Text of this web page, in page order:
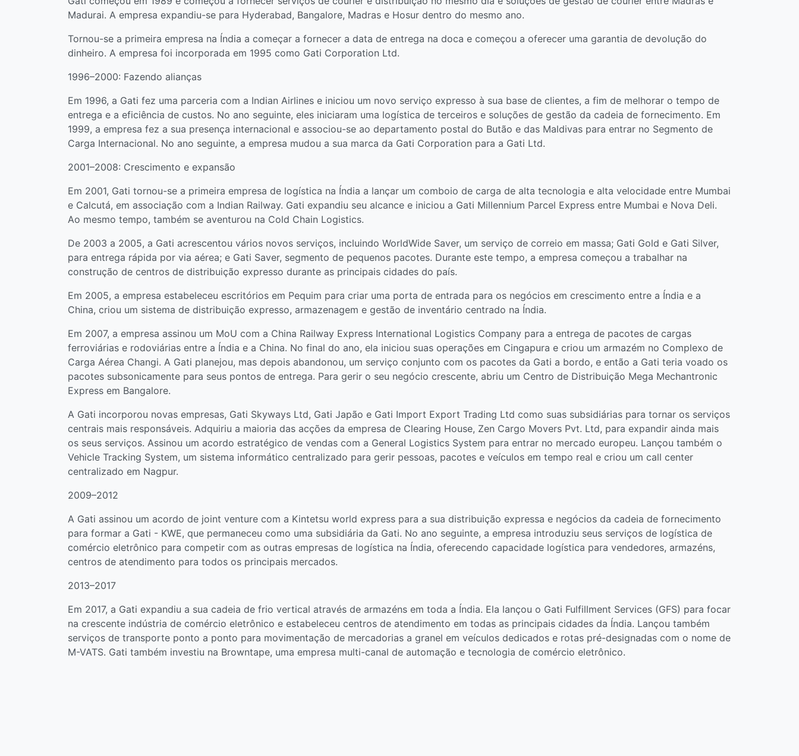
Madurai. A empresa expandiu-se para Hyderabad, Bangalore, Madras e Hosur dentro do mesmo ano.
Tornou-se a primeira empresa na Índia a começar a fornecer a data de entrega na doca e começou a oferecer uma garantia de devolução do
dinheiro. A empresa foi incorporada em 1995 como Gati Corporation Ltd.
1996–2000: Fazendo alianças
Em 1996, a Gati fez uma parceria com a Indian Airlines e iniciou um novo serviço expresso à sua base de clientes, a fim de melhorar o tempo de
entrega e a eficiência de custos. No ano seguinte, eles iniciaram uma logística de terceiros e soluções de gestão da cadeia de fornecimento. Em
1999, a empresa fez a sua presença internacional e associou-se ao departamento postal do Butão e das Maldivas para entrar no Segmento de
Carga Internacional. No ano seguinte, a empresa mudou a sua marca da Gati Corporation para a Gati Ltd.
2001–2008: Crescimento e expansão
Em 2001, Gati tornou-se a primeira empresa de logística na Índia a lançar um comboio de carga de alta tecnologia e alta velocidade entre Mumbai
e Calcutá, em associação com a Indian Railway. Gati expandiu seu alcance e iniciou a Gati Millennium Parcel Express entre Mumbai e Nova Deli.
Ao mesmo tempo, também se aventurou na Cold Chain Logistics.
De 2003 a 2005, a Gati acrescentou vários novos serviços, incluindo WorldWide Saver, um serviço de correio em massa; Gati Gold e Gati Silver,
para entrega rápida por via aérea; e Gati Saver, segmento de pequenos pacotes. Durante este tempo, a empresa começou a trabalhar na
construção de centros de distribuição expresso durante as principais cidades do país.
Em 2005, a empresa estabeleceu escritórios em Pequim para criar uma porta de entrada para os negócios em crescimento entre a Índia e a
China, criou um sistema de distribuição expresso, armazenagem e gestão de inventário centrado na Índia.
Em 2007, a empresa assinou um MoU com a China Railway Express International Logistics Company para a entrega de pacotes de cargas
ferroviárias e rodoviárias entre a Índia e a China. No final do ano, ela iniciou suas operações em Cingapura e criou um armazém no Complexo de
Carga Aérea Changi. A Gati planejou, mas depois abandonou, um serviço conjunto com os pacotes da Gati a bordo, e então a Gati teria voado os
pacotes subsonicamente para seus pontos de entrega. Para gerir o seu negócio crescente, abriu um Centro de Distribuição Mega Mechantronic
Express em Bangalore.
A Gati incorporou novas empresas, Gati Skyways Ltd, Gati Japão e Gati Import Export Trading Ltd como suas subsidiárias para tornar os serviços
centrais mais responsáveis. Adquiriu a maioria das acções da empresa de Clearing House, Zen Cargo Movers Pvt. Ltd, para expandir ainda mais
os seus serviços. Assinou um acordo estratégico de vendas com a General Logistics System para entrar no mercado europeu. Lançou também o
Vehicle Tracking System, um sistema informático centralizado para gerir pessoas, pacotes e veículos em tempo real e criou um call center
centralizado em Nagpur.
2009–2012
A Gati assinou um acordo de joint venture com a Kintetsu world express para a sua distribuição expressa e negócios da cadeia de fornecimento
para formar a Gati - KWE, que permaneceu como uma subsidiária da Gati. No ano seguinte, a empresa introduziu seus serviços de logística de
comércio eletrônico para competir com as outras empresas de logística na Índia, oferecendo capacidade logística para vendedores, armazéns,
centros de atendimento para todos os principais mercados.
2013–2017
Em 2017, a Gati expandiu a sua cadeia de frio vertical através de armazéns em toda a Índia. Ela lançou o Gati Fulfillment Services (GFS) para focar
na crescente indústria de comércio eletrônico e estabeleceu centros de atendimento em todas as principais cidades da Índia. Lançou também
serviços de transporte ponto a ponto para movimentação de mercadorias a granel em veículos dedicados e rotas pré-designadas com o nome de
M-VATS. Gati também investiu na Browntape, uma empresa multi-canal de automação e tecnologia de comércio eletrônico.